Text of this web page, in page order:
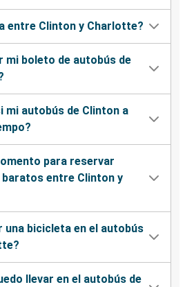
entre Clinton y Charlotte?
mi boleto de autobús de
mi autobús de Clinton a
para reservar
entre Clinton y
bicicleta en el autobús
llevar en el autobús de